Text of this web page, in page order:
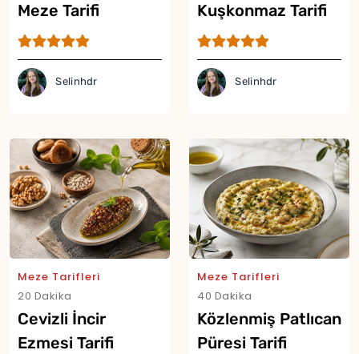
Meze Tarifi
Selinhdr
Kuşkonmaz Tarifi
Selinhdr
Meze Tarifleri
20 Dakika
Cevizli İncir
Ezmesi Tarifi
Meze Tarifleri
40 Dakika
Közlenmiş Patlıcan
Püresi Tarifi